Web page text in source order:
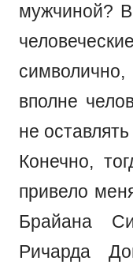
мужчиной?
вполне
не
Конечно,
привело
Брайана
Ричарда